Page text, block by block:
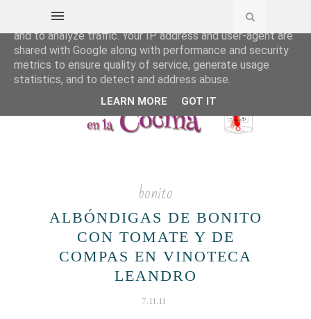
bonito
ALBÓNDIGAS DE BONITO
CON TOMATE Y DE
COMPAS EN VINOTECA
LEANDRO
7.11.11
This site uses cookies from Google to deliver its services
and to analyze traffic. Your IP address and user-agent are
shared with Google along with performance and security
metrics to ensure quality of service, generate usage
statistics, and to detect and address abuse.
LEARN MORE GOT IT